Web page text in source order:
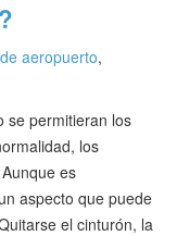
aeropuerto,
se permitieran los
los
es
aspecto que puede
el cinturón, la